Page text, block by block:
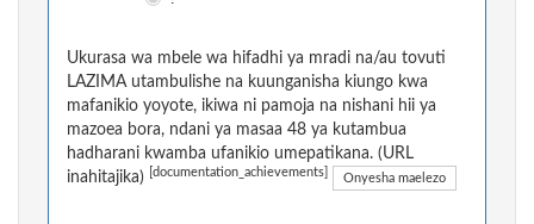
Ukurasa wa mbele wa hifadhi ya mradi na/au tovuti
LAZIMA utambulishe na kuunganisha kiungo kwa
mafanikio yoyote, ikiwa ni pamoja na nishani hii ya
mazoea bora, ndani ya masaa 48 ya kutambua
hadharani kwamba ufanikio umepatikana. (URL
inahitajika)
[documentation_achievements] Onyesha maelezo